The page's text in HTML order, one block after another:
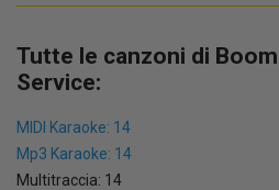
Tutte le canzoni di
Service:
MIDI Karaoke: 14
Mp3 Karaoke: 14
Multitraccia: 14